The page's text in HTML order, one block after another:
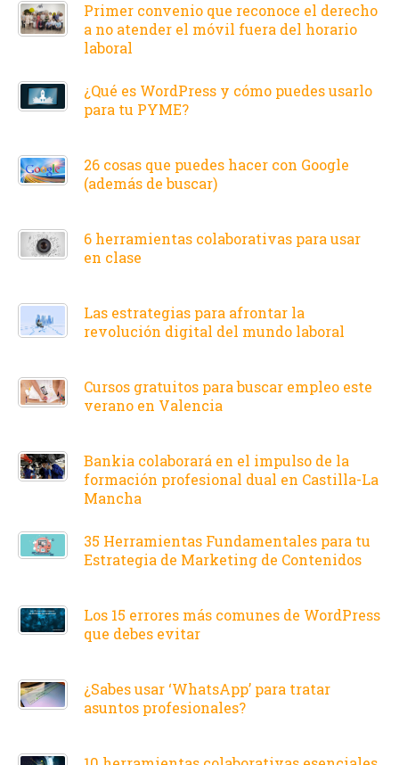
Primer convenio que reconoce el derecho
a no atender el móvil fuera del horario
laboral
¿Qué es WordPress y cómo puedes usarlo
para tu PYME?
26 cosas que puedes hacer con Google
(además de buscar)
6 herramientas colaborativas para usar
en clase
Las estrategias para afrontar la
revolución digital del mundo laboral
Cursos gratuitos para buscar empleo este
verano en Valencia
Bankia colaborará en el impulso de la
formación profesional dual en Castilla-La
Mancha
35 Herramientas Fundamentales para tu
Estrategia de Marketing de Contenidos
Los 15 errores más comunes de WordPress
que debes evitar
¿Sabes usar ‘WhatsApp’ para tratar
asuntos profesionales?